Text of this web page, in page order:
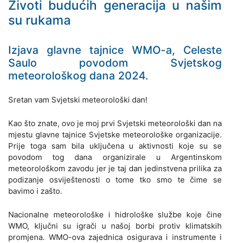
Životi budućih generacija u našim
su rukama
Izjava glavne tajnice WMO-a, Celeste
Saulo povodom Svjetskog
meteorološkog dana 2024.
Sretan vam Svjetski meteorološki dan!
Kao što znate, ovo je moj prvi Svjetski meteorološki dan na
mjestu glavne tajnice Svjetske meteorološke organizacije.
Prije toga sam bila uključena u aktivnosti koje su se
povodom tog dana organizirale u Argentinskom
meteorološkom zavodu jer je taj dan jedinstvena prilika za
podizanje osviještenosti o tome tko smo te čime se
bavimo i zašto.
Nacionalne meteorološke i hidrološke službe koje čine
WMO, ključni su igrači u našoj borbi protiv klimatskih
promjena. WMO-ova zajednica osigurava i instrumente i